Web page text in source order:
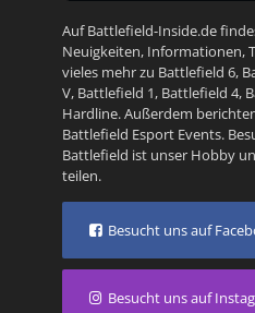
Auf Battlefield-Inside.de
Neuigkeiten, Informationen,
vieles mehr zu Battlefield 6,
V, Battlefield 1, Battlefield 4,
Hardline. Außerdem
Battlefield Esport Events.
Battlefield ist unser Hobby
teilen.
Besucht uns auf
Besucht uns auf